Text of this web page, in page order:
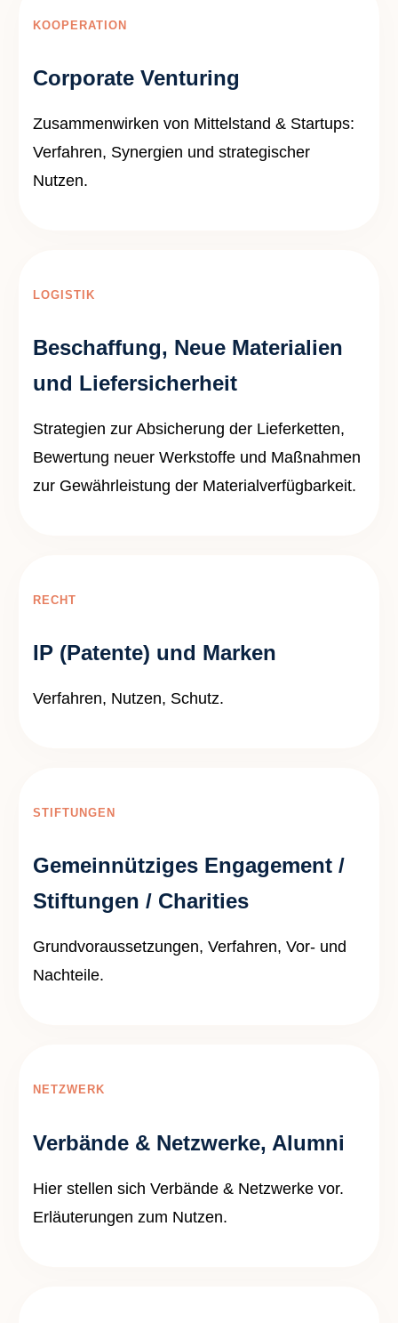
KOOPERATION
Corporate Venturing
Zusammenwirken von Mittelstand & Startups:
Verfahren, Synergien und strategischer
Nutzen.
LOGISTIK
Beschaffung, Neue Materialien
und Liefersicherheit
Strategien zur Absicherung der Lieferketten,
Bewertung neuer Werkstoffe und Maßnahmen
zur Gewährleistung der Materialverfügbarkeit.
RECHT
IP (Patente) und Marken
Verfahren, Nutzen, Schutz.
STIFTUNGEN
Gemeinnütziges Engagement /
Stiftungen / Charities
Grundvoraussetzungen, Verfahren, Vor- und
Nachteile.
NETZWERK
Verbände & Netzwerke, Alumni
Hier stellen sich Verbände & Netzwerke vor.
Erläuterungen zum Nutzen.